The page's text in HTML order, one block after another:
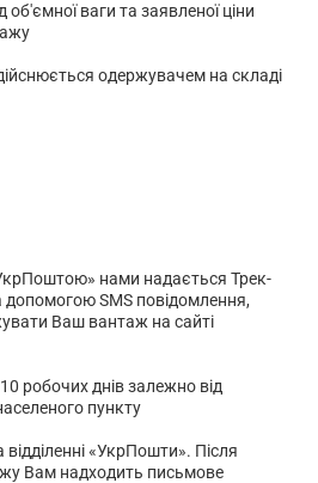
ваги та заявленої ціни
одержувачем на складі
нами надається Трек-
SMS повідомлення,
Ваш вантаж на сайті
робочих днів залежно від
пункту
«УкрПошти». Після
Вам надходить письмове